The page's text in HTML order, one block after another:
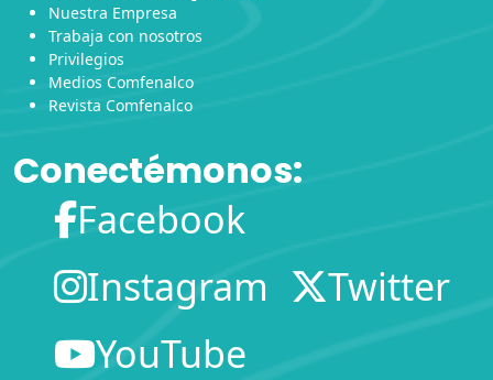
Nuestra Empresa
Trabaja con nosotros
Privilegios
Medios Comfenalco
Revista Comfenalco
Conectémonos:
Facebook
Instagram
Twitter
YouTube